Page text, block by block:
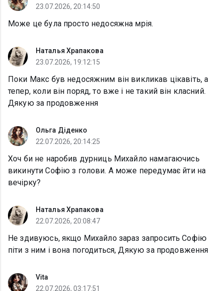
23.07.2026, 20:14:50
Може це була просто недосяжна мрія.
Наталья Храпакова
23.07.2026, 19:12:15
Поки Макс був недосяжним він викликав цікавіть, а
тепер, коли він поряд, то вже і не такий він класний.
Дякую за продовження
Ольга Діденко
22.07.2026, 20:14:25
Хоч би не наробив дурниць Михайло намагаючись
викинути Софію з голови. А може передумає йти на
вечірку?
Наталья Храпакова
22.07.2026, 20:08:47
Не здивуюсь, якщо Михайло зараз запросить Софію
піти з ним і вона погодиться, Дякую за продовження
Vita
22.07.2026, 03:17:51